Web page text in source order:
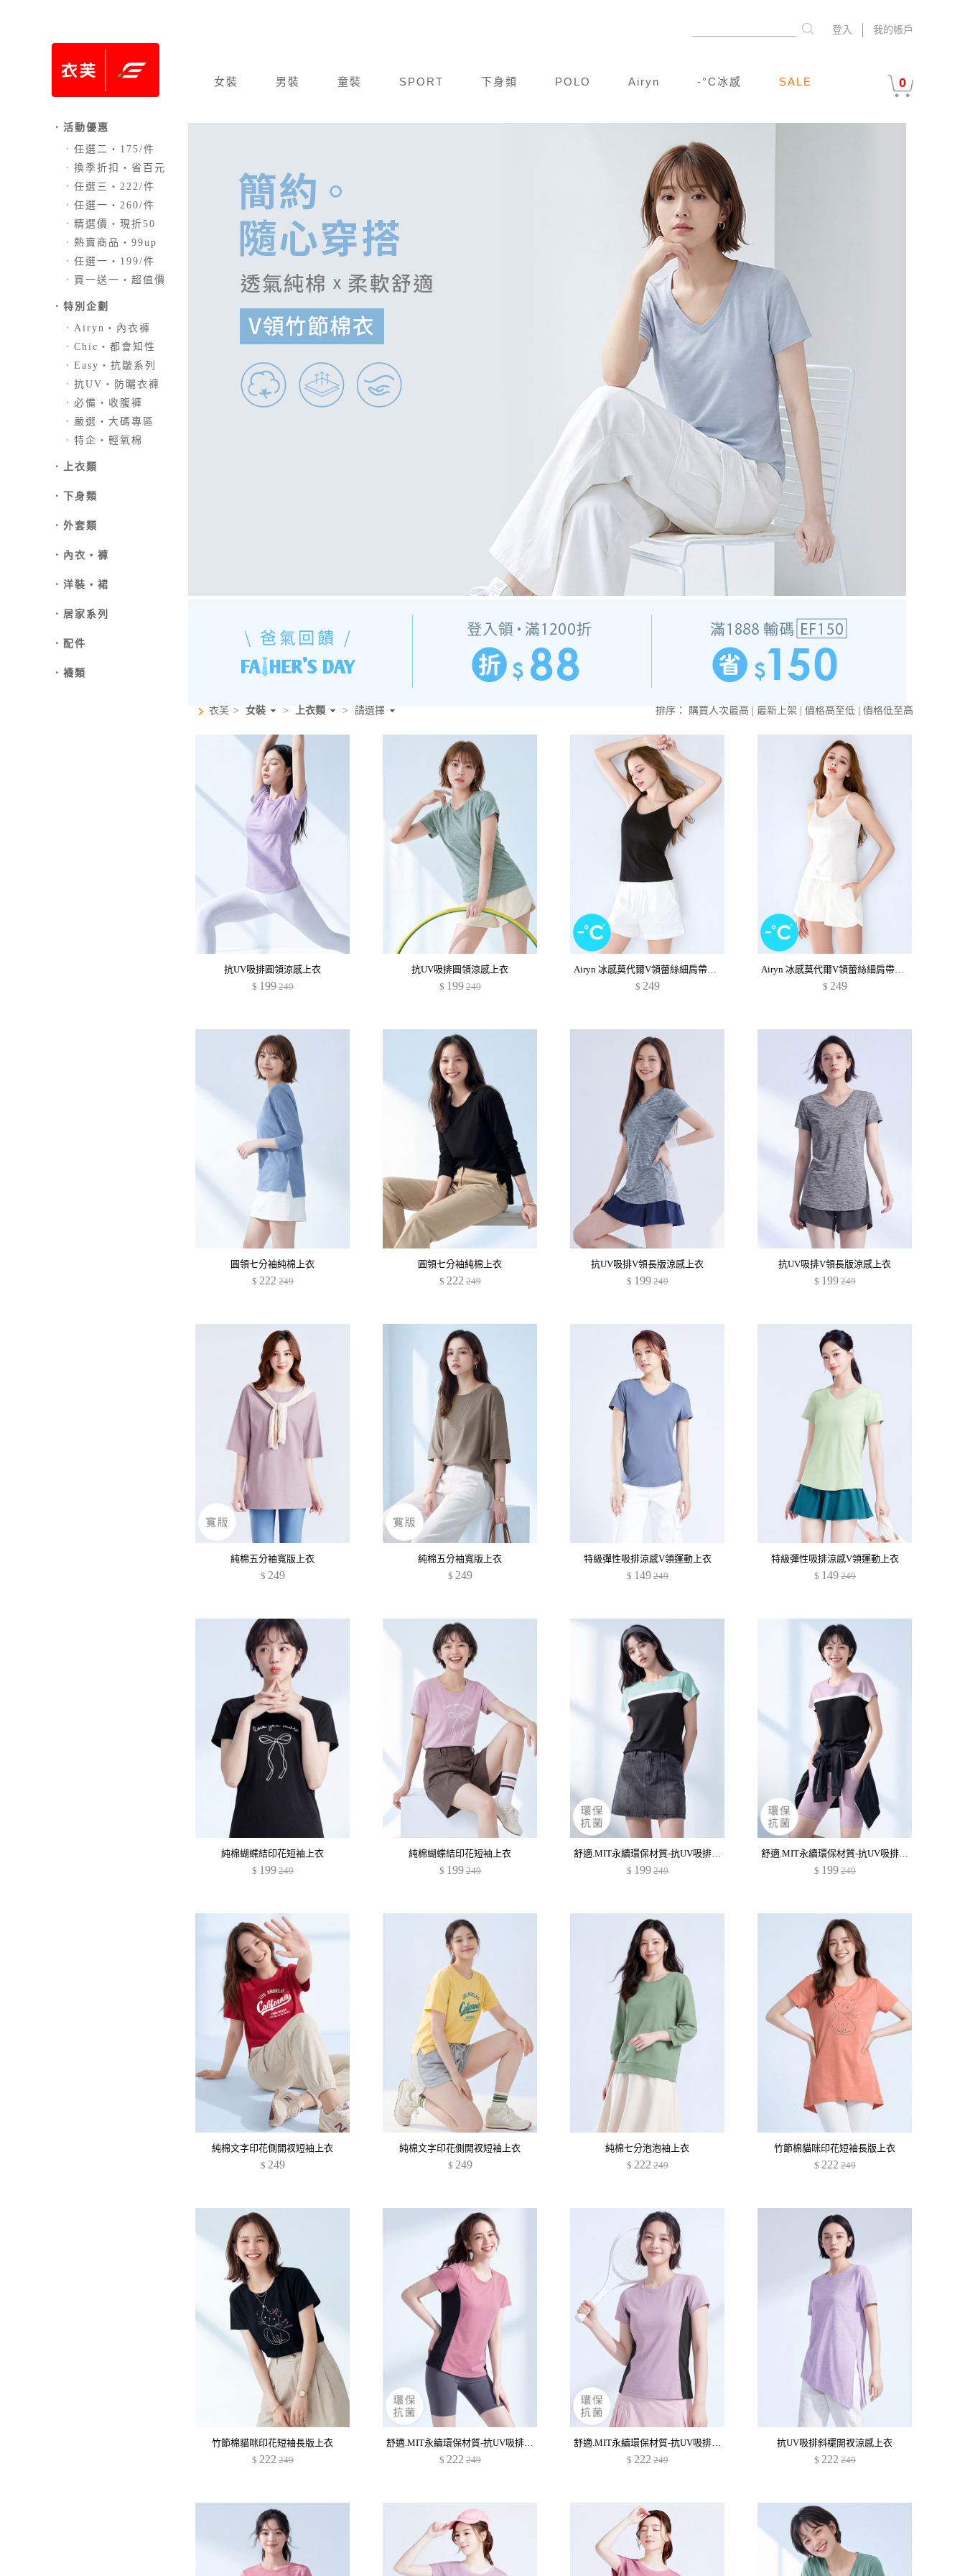
我的帳戶
登入
女裝 男裝 童裝 SPORT 下身類 POLO Airyn -°C冰感 SALE 0
．活動優惠
． 任選二‧175/件
． 換季折扣‧省百元
． 任選三‧222/件
． 任選一‧260/件
． 精選價‧現折50
． 熱賣商品‧99up
． 任選一‧199/件
． 買一送一‧超值價
． 特別企劃
． Airyn‧內衣褲
． Chic‧都會知性
． Easy‧抗皺系列
． 抗UV‧防曬衣褲
． 必備‧收腹褲
． 嚴選‧大碼專區
． 特企‧輕氧棉
． 上衣類
． 下身類
．外套類
． 內衣‧褲
． 洋裝‧裙
． 居家系列
． 配件
．襪類
衣芙 > 女裝 > 上衣類 > 請選擇 排序： 購買人次最高 最新上架 價格高至低 價格低至高
抗UV吸排圓領涼感上衣
$ 199 249
抗UV吸排圓領涼感上衣
$ 199 249
Airyn 冰感莫代爾V領蕾絲細肩帶冰絲涼感背心
$ 249
Airyn 冰感莫代爾V領蕾絲細肩帶冰絲涼感背心
$ 249
圓領七分袖純棉上衣
$ 222 249
圓領七分袖純棉上衣
$ 222 249
抗UV吸排V領長版涼感上衣
$ 199 249
抗UV吸排V領長版涼感上衣
$ 199 249
純棉五分袖寬版上衣
$ 249
純棉五分袖寬版上衣
$ 249
特級彈性吸排涼感V領運動上衣
$ 149 249
特級彈性吸排涼感V領運動上衣
$ 149 249
純棉蝴蝶結印花短袖上衣
$ 199 249
純棉蝴蝶結印花短袖上衣
$ 199 249
舒適.MIT永續環保材質-抗UV吸排抗菌拼色連袖上衣
$ 199 249
舒適.MIT永續環保材質-抗UV吸排抗菌拼色連袖上衣
$ 199 249
純棉文字印花側開衩短袖上衣
$ 249
純棉文字印花側開衩短袖上衣
$ 249
純棉七分泡泡袖上衣
$ 222 249
竹節棉貓咪印花短袖長版上衣
$ 222 249
竹節棉貓咪印花短袖長版上衣
$ 222 249
舒適.MIT永續環保材質-抗UV吸排抗菌配色圓領上衣
$ 222 249
舒適.MIT永續環保材質-抗UV吸排抗菌配色圓領上衣
$ 222 249
抗UV吸排斜襬開衩涼感上衣
$ 222 249